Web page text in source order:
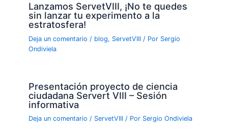
Lanzamos ServetVIII, ¡No te quedes
sin lanzar tu experimento a la
estratosfera!
Deja un comentario / blog, ServetVIII / Por Sergio
Ondiviela
Presentación proyecto de ciencia
ciudadana Servert VIII – Sesión
informativa
Deja un comentario / ServetVIII / Por Sergio Ondiviela